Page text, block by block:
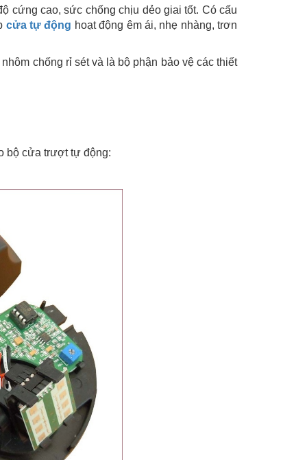
cứng cao, sức chống chịu dẻo giai tốt. Có cấu
cửa tự động hoạt động êm ái, nhẹ nhàng, trơn
chống rỉ sét và là bộ phận bảo vệ các thiết
bộ cửa trượt tự động: